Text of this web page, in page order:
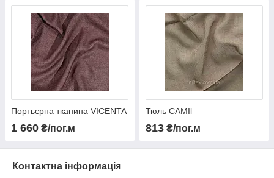
Портьєрна тканина VICENTA
1 660 ₴/пог.м
Тюль CAMIl
813 ₴/пог.м
Контактна інформація